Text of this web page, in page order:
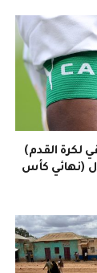
لكرة القدم)
(نهائي كأس